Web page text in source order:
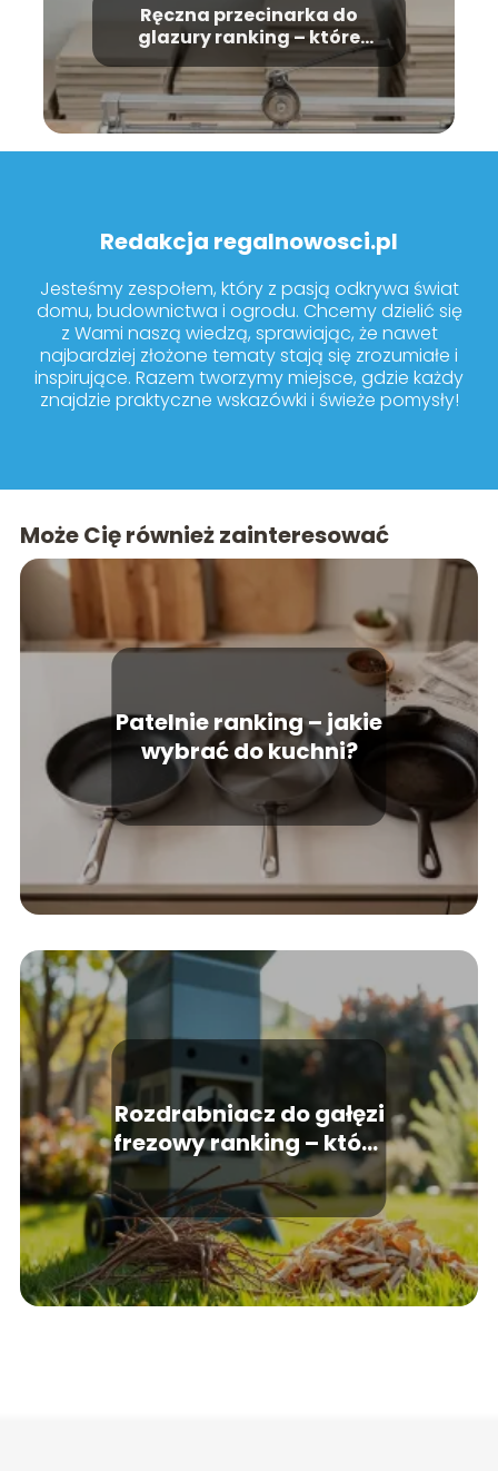
Ręczna przecinarka do
glazury ranking – które
modele warto kupić?
Redakcja regalnowosci.pl
Jesteśmy zespołem, który z pasją odkrywa świat
domu, budownictwa i ogrodu. Chcemy dzielić się
z Wami naszą wiedzą, sprawiając, że nawet
najbardziej złożone tematy stają się zrozumiałe i
inspirujące. Razem tworzymy miejsce, gdzie każdy
znajdzie praktyczne wskazówki i świeże pomysły!
Może Cię również zainteresować
Patelnie ranking – jakie
wybrać do kuchni?
Rozdrabniacz do gałęzi
frezowy ranking – który
wybrać?